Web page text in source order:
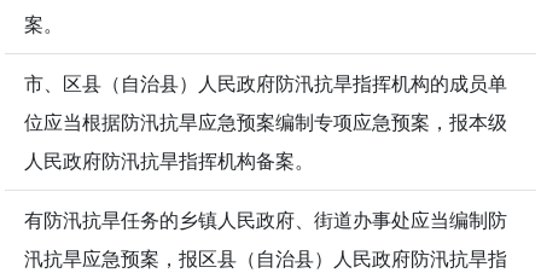
案。
市、区县（自治县）人民政府防汛抗旱指挥机构的成员单
位应当根据防汛抗旱应急预案编制专项应急预案，报本级
人民政府防汛抗旱指挥机构备案。
有防汛抗旱任务的乡镇人民政府、街道办事处应当编制防
汛抗旱应急预案，报区县（自治县）人民政府防汛抗旱指